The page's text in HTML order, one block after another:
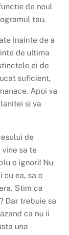
de noul
tau.
inainte de a
de ultima
ei de
suficient,
Apoi va
si va
de
sa te
o ignori! Nu
cu ea, sa o
Stim ca
Dar trebuie sa
ca nu ii
una